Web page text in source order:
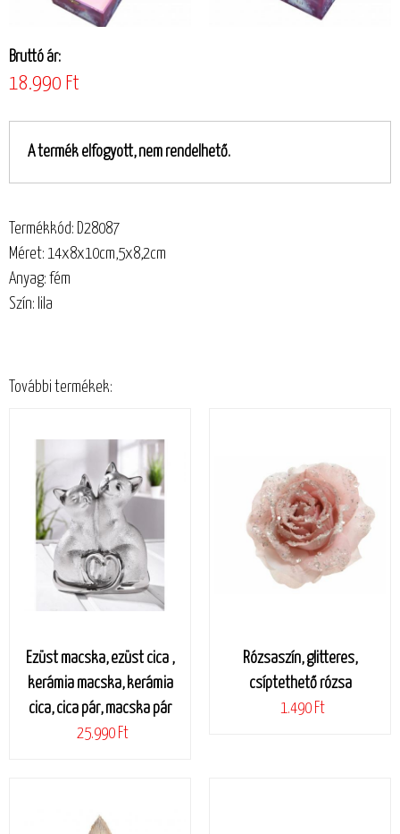
Bruttó ár:
18.990 Ft
A termék elfogyott, nem rendelhető.
Termékkód: D28087
Méret: 14x8x10cm,5x8,2cm
Anyag: fém
Szín: lila
További termékek:
Ezüst macska, ezüst cica ,
kerámia macska, kerámia
cica, cica pár, macska pár
25.990 Ft
Rózsaszín, glitteres,
csíptethető rózsa
1.490 Ft